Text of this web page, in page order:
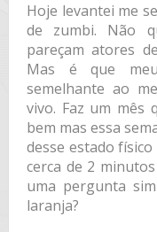
Hoje levantei me
de zumbi. Não
pareçam atores
Mas é que
semelhante ao
vivo. Faz um mês
bem mas essa
desse estado
cerca de 2
uma pergunta
laranja?